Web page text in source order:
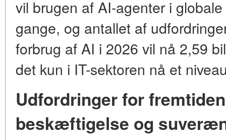
vil brugen af AI-agenter i
gange, og antallet af
forbrug af AI i 2026 vil nå 2,59
det kun i IT-sektoren nå et
Udfordringer for
beskæftigelse og